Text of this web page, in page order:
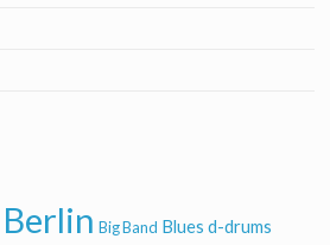
Berlin Big Band Blues d-drums